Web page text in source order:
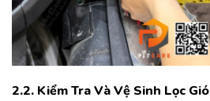
2.2. Kiểm Tra Và Vệ Sinh Lọc Gió